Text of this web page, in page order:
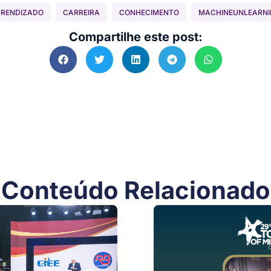
CARREIRA CONHECIMENTO
Compartilhe este post:
Conteúdo Relacionado